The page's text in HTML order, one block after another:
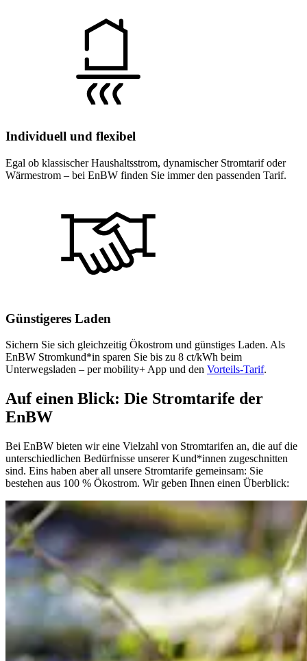
Individuell und flexibel
Egal ob klassischer Haushaltsstrom, dynamischer Stromtarif oder
Wärmestrom – bei EnBW finden Sie immer den passenden Tarif.
Günstigeres Laden
Sichern Sie sich gleichzeitig Ökostrom und günstiges Laden. Als
EnBW Stromkund*in sparen Sie bis zu 8 ct/kWh beim
Unterwegsladen – per mobility+ App und den Vorteils-Tarif.
Auf einen Blick: Die Stromtarife der
EnBW
Bei EnBW bieten wir eine Vielzahl von Stromtarifen an, die auf die
unterschiedlichen Bedürfnisse unserer Kund*innen zugeschnitten
sind. Eins haben aber all unsere Stromtarife gemeinsam: Sie
bestehen aus 100 % Ökostrom. Wir geben Ihnen einen Überblick: